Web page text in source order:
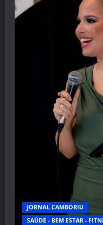
JORNAL CAMBORIU
SAÚDE - BEM ESTAR -